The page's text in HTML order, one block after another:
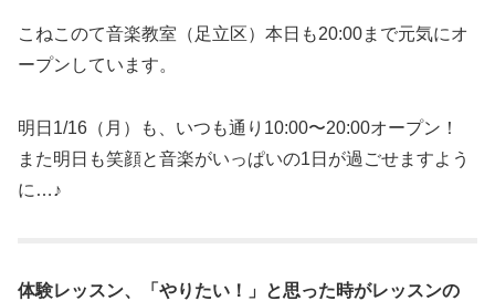
こねこのて音楽教室（足立区）本日も20:00まで元気にオ
ープンしています。
明日1/16（月）も、いつも通り10:00〜20:00オープン！
また明日も笑顔と音楽がいっぱいの1日が過ごせますよう
に…♪
体験レッスン、「やりたい！」と思った時がレッスンの